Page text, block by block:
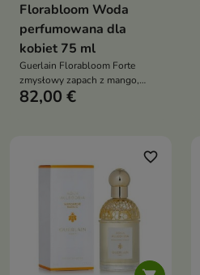
Florabloom Woda
perfumowana dla
kobiet 75 ml
Guerlain Florabloom Forte
zmysłowy zapach z mango,
tuberozą i kokosem
82,00 €
favorite_border